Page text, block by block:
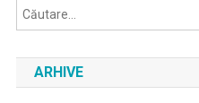
ARHIVE